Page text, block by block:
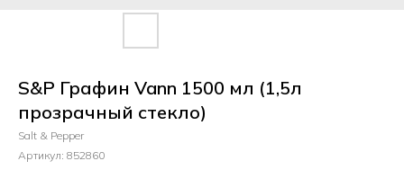
S&P Графин Vann 1500 мл (1,5л
прозрачный стекло)
Salt & Pepper
Артикул: 852860